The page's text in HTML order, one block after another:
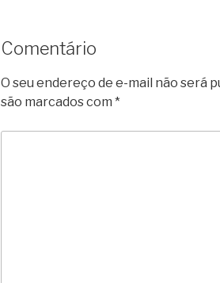
Comentário
O seu endereço de e-mail não será
são marcados com *